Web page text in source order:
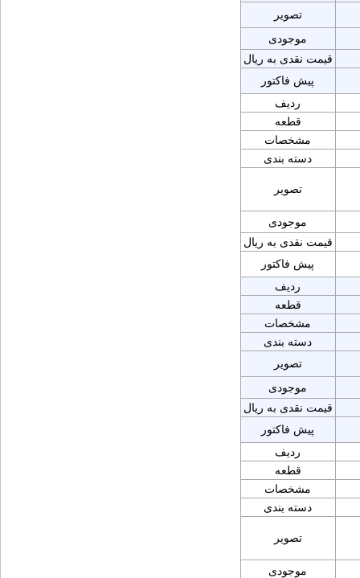
تصویر
موجودی
قیمت نقدی به ریال
پیش فاکتور
ردیف
قطعه
مشخصات
دسته بندی
تصویر
موجودی
قیمت نقدی به ریال
پیش فاکتور
ردیف
قطعه
مشخصات
دسته بندی
تصویر
موجودی
قیمت نقدی به ریال
پیش فاکتور
ردیف
قطعه
مشخصات
دسته بندی
تصویر
موجودی